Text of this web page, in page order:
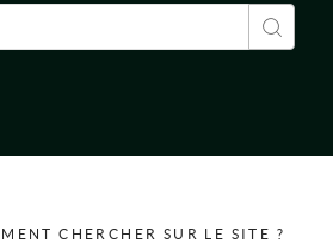
recherche
CHERCHER SUR LE SITE ?